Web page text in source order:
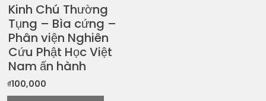
Kinh Chú Thường
Tụng – Bìa cứng –
Phân viện Nghiên
Cứu Phật Học Việt
Nam ấn hành
₫100,000